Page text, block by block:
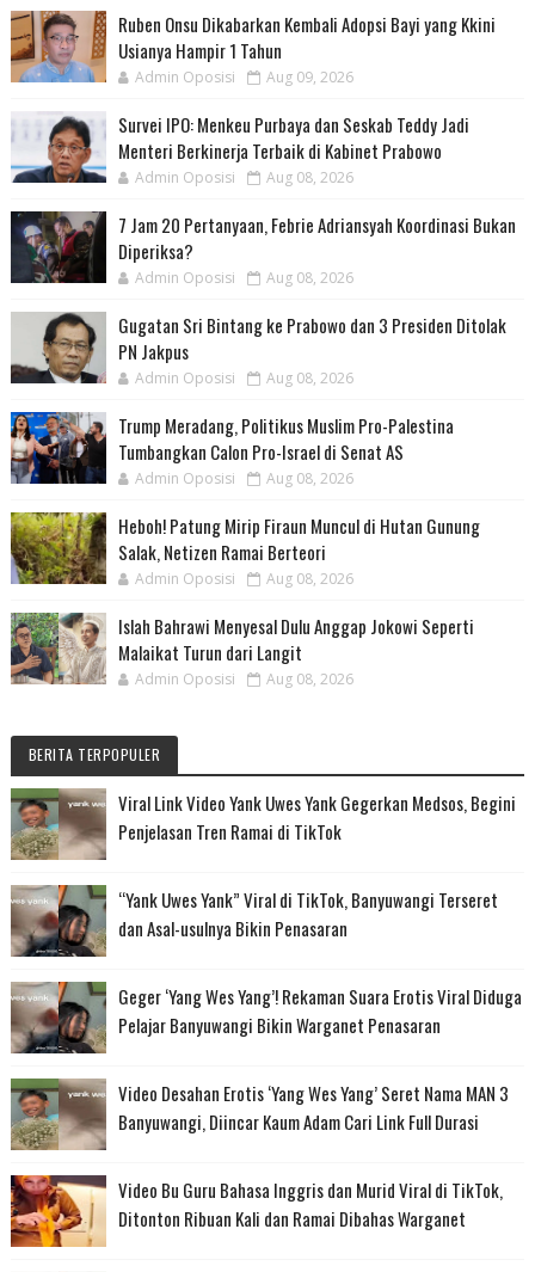
Ruben Onsu Dikabarkan Kembali Adopsi Bayi yang Kkini
Usianya Hampir 1 Tahun
Admin Oposisi Aug 09, 2026
Survei IPO: Menkeu Purbaya dan Seskab Teddy Jadi
Menteri Berkinerja Terbaik di Kabinet Prabowo
Admin Oposisi Aug 08, 2026
7 Jam 20 Pertanyaan, Febrie Adriansyah Koordinasi Bukan
Diperiksa?
Admin Oposisi Aug 08, 2026
Gugatan Sri Bintang ke Prabowo dan 3 Presiden Ditolak
PN Jakpus
Admin Oposisi Aug 08, 2026
Trump Meradang, Politikus Muslim Pro-Palestina
Tumbangkan Calon Pro-Israel di Senat AS
Admin Oposisi Aug 08, 2026
Heboh! Patung Mirip Firaun Muncul di Hutan Gunung
Salak, Netizen Ramai Berteori
Admin Oposisi Aug 08, 2026
Islah Bahrawi Menyesal Dulu Anggap Jokowi Seperti
Malaikat Turun dari Langit
Admin Oposisi Aug 08, 2026
BERITA TERPOPULER
Viral Link Video Yank Uwes Yank Gegerkan Medsos, Begini
Penjelasan Tren Ramai di TikTok
“Yank Uwes Yank” Viral di TikTok, Banyuwangi Terseret
dan Asal-usulnya Bikin Penasaran
Geger ‘Yang Wes Yang’! Rekaman Suara Erotis Viral Diduga
Pelajar Banyuwangi Bikin Warganet Penasaran
Video Desahan Erotis ‘Yang Wes Yang’ Seret Nama MAN 3
Banyuwangi, Diincar Kaum Adam Cari Link Full Durasi
Video Bu Guru Bahasa Inggris dan Murid Viral di TikTok,
Ditonton Ribuan Kali dan Ramai Dibahas Warganet